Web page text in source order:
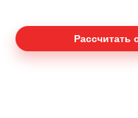
Раcсчитать